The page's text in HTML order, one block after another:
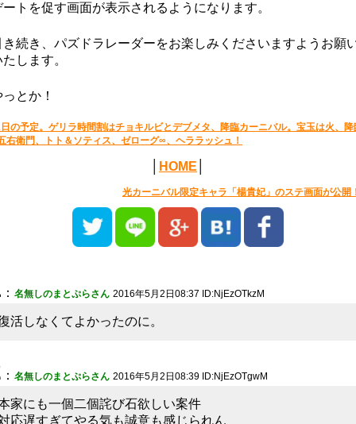
ートを促す画面が表示されるようになります。
き続き、パズドラレーダーをお楽しみくださいますようお願
します。
とか！
の予定。ゲリラ時間割はチョキルビとデブメタ、降臨カーニバル。宝玉は火、降
右衛門、トト＆ソティス、ゼローグ∞、ヘララッシュ！
HOME
光カーニバル限定キャラ「楊貴妃」のステ画面が公開！
： 名無しのまとぷらさん 2016年5月2日08:37 ID:NjEzOTkzM
活しなくてよかったのに。
： 名無しのまとぷらさん 2016年5月2日08:39 ID:NjEzOTgwM
家にも一個二個詫び石欲しい案件
応遅すぎてやる気も誠意も感じられん